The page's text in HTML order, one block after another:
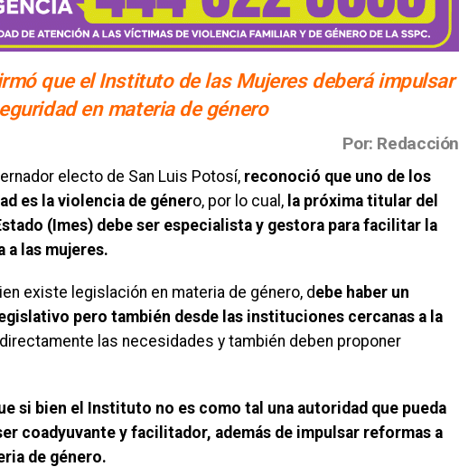
que el Instituto de las Mujeres deberá impulsar
en materia de género
Por: Redacción
electo de San Luis Potosí, reconoció que uno de los
es la violencia de género, por lo cual, la próxima titular del
(Imes) debe ser especialista y gestora para facilitar la
a las mujeres.
existe legislación en materia de género, debe haber un
pero también desde las instituciones cercanas a la
las necesidades y también deben proponer
si bien el Instituto no es como tal una autoridad que pueda
coadyuvante y facilitador, además de impulsar reformas a
de género.